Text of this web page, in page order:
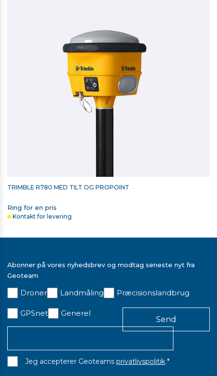
TRIMBLE LI-ION BATTERI TIL
3.150,00 kr. ekskl. moms
TRIMBLE R780 MED TILT OG PROPOINT
Ring for en pris
Kontakt for levering
Abonner på vores nyhedsbrev og modtag seneste nyt fra
Geoteam
Droner Landmåling Præcisionslandbrug
GPSnet Generel
Jeg accepterer Geoteams privatlivspolitik.*